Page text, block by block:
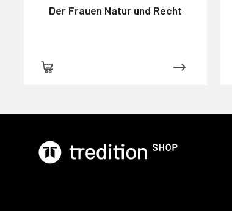
Der Frauen Natur und Recht